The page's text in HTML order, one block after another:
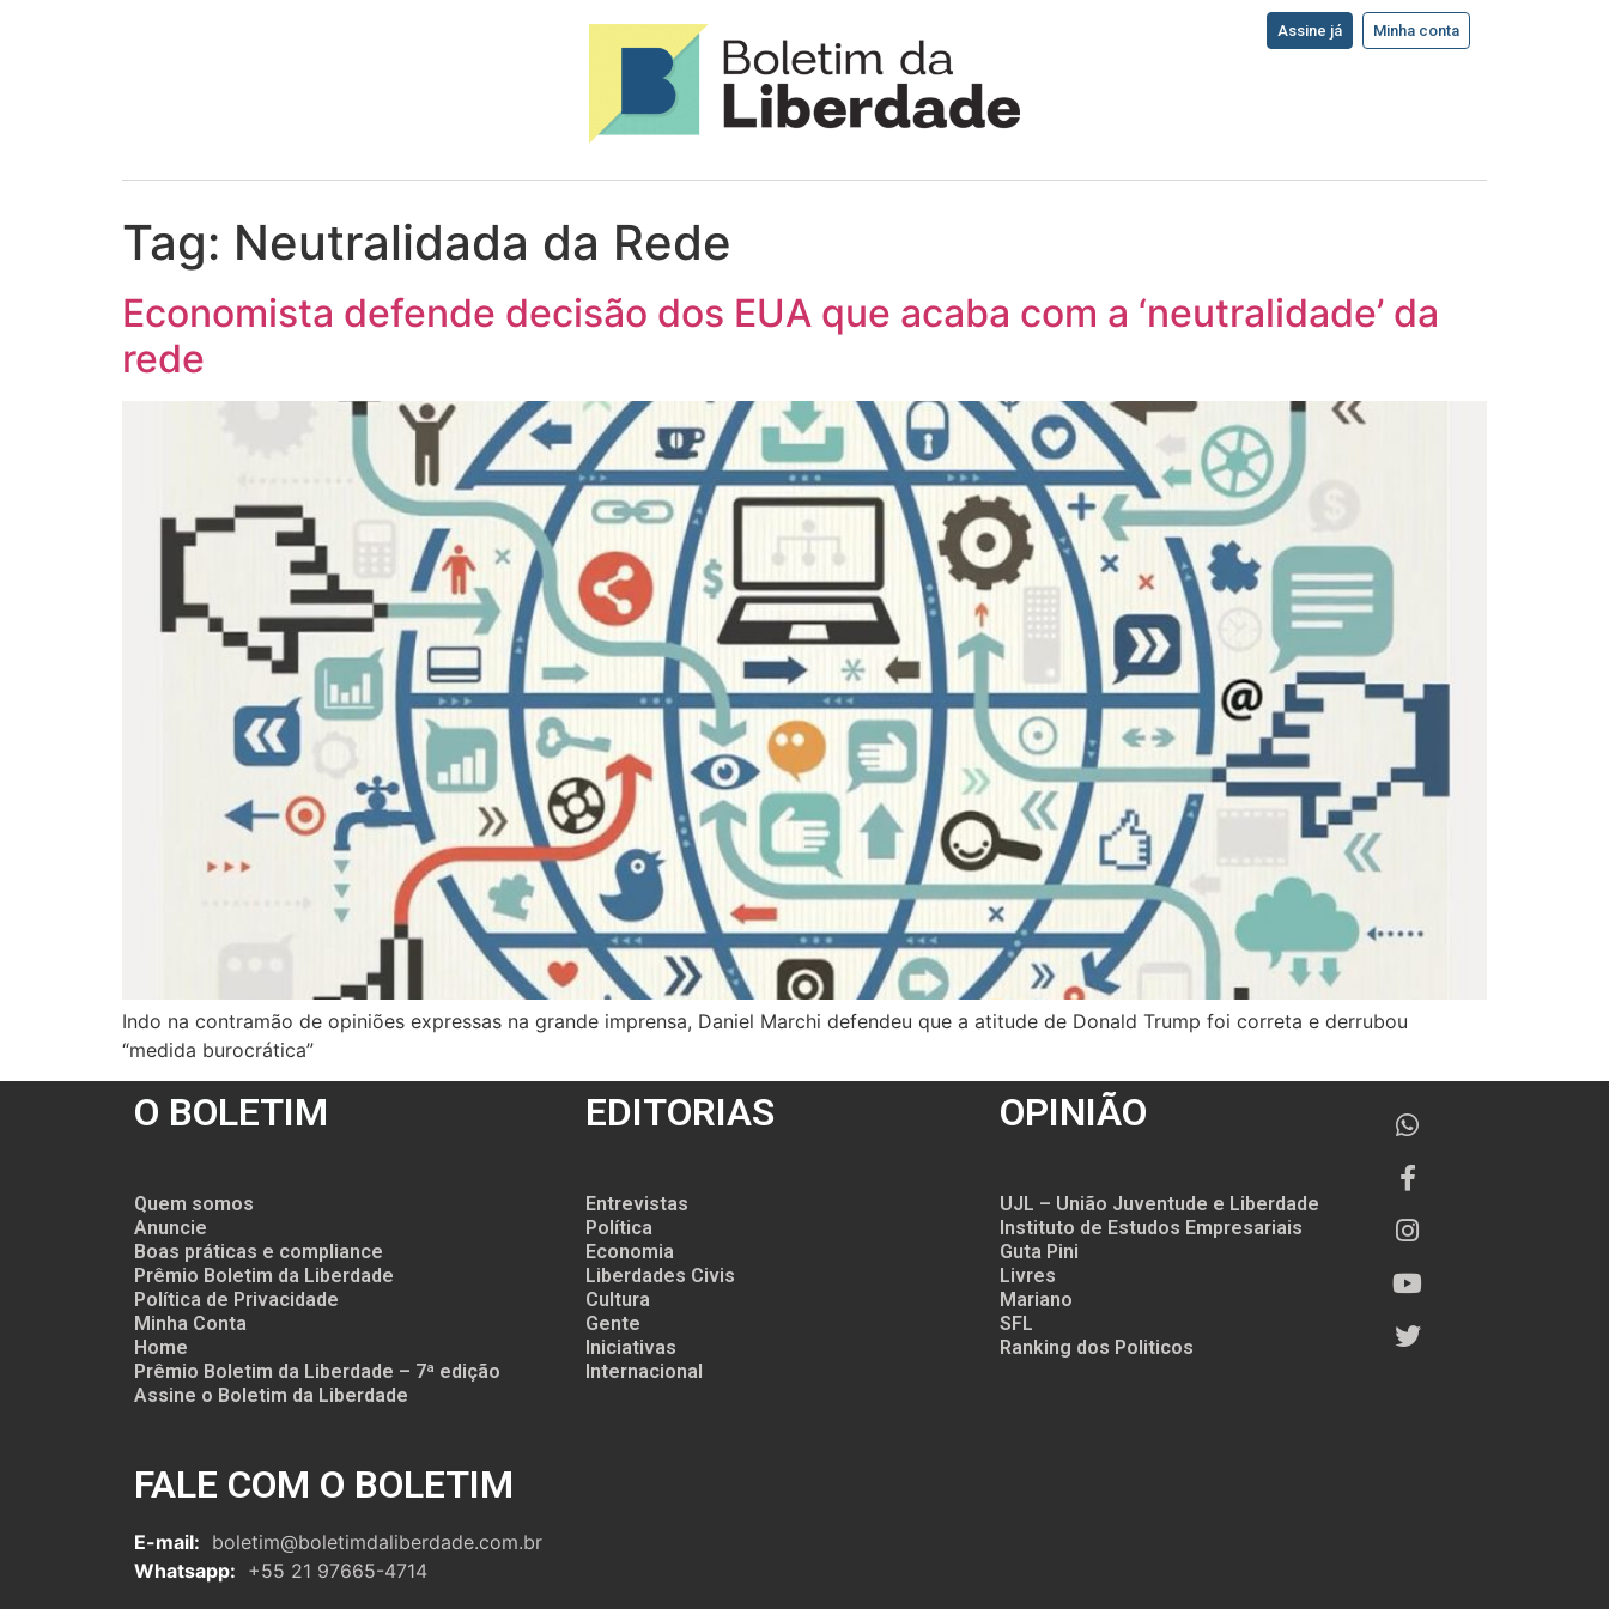
Assine já Minha conta
Tag: Neutralidada da Rede
Economista defende decisão dos EUA que acaba com a ‘neutralidade’ da
rede
Indo na contramão de opiniões expressas na grande imprensa, Daniel Marchi defendeu que a atitude de Donald Trump foi correta e derrubou
“medida burocrática”
O BOLETIM
Quem somos
Anuncie
Boas práticas e compliance
Prêmio Boletim da Liberdade
Política de Privacidade
Minha Conta
Home
Prêmio Boletim da Liberdade – 7ª edição
Assine o Boletim da Liberdade
FALE COM O BOLETIM
E-mail: boletim@boletimdaliberdade.com.br
Whatsapp: +55 21 97665-4714
EDITORIAS
Entrevistas
Política
Economia
Liberdades Civis
Cultura
Gente
Iniciativas
Internacional
OPINIÃO
UJL – União Juventude e Liberdade
Instituto de Estudos Empresariais
Guta Pini
Livres
Mariano
SFL
Ranking dos Politicos